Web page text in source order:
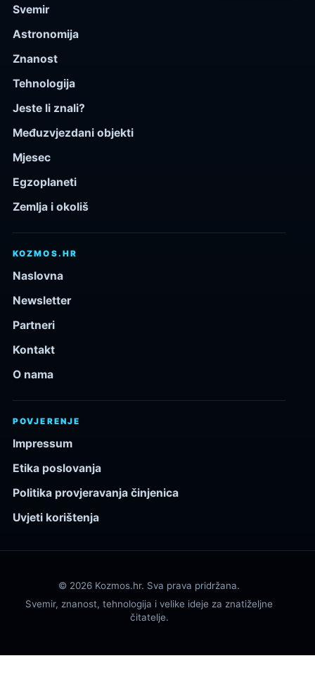
Svemir
Astronomija
Znanost
Tehnologija
Jeste li znali?
Međuzvjezdani objekti
Mjesec
Egzoplaneti
Zemlja i okoliš
KOZMOS.HR
Naslovna
Newsletter
Partneri
Kontakt
O nama
POVJERENJE
Impressum
Etika poslovanja
Politika provjeravanja činjenica
Uvjeti korištenja
© 2026 Kozmos.hr. Sva prava pridržana.
Svemir, znanost, tehnologija i velike ideje za znatiželjne
čitatelje.